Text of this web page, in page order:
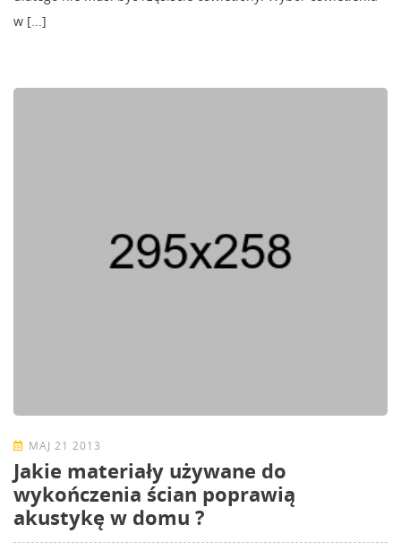
w [...]
MAJ 21 2013
Jakie materiały używane do
wykończenia ścian poprawią
akustykę w domu ?